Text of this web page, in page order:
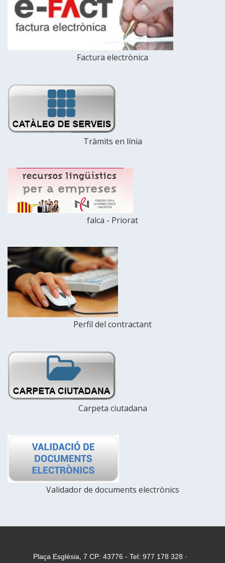
Factura electrònica
Tràmits en línia
falca - Priorat
Perfil del contractant
Carpeta ciutadana
Validador de documents electrònics
Plaça Església, 7 CP: 43776 - Tel: 977 178 328 ·